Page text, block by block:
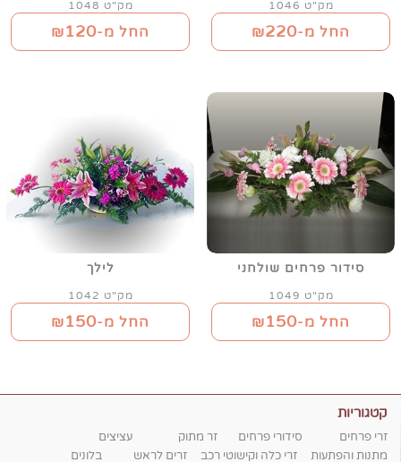
מק"ט 1046
החל מ-₪220
מק"ט 1048
החל מ-₪120
סידור פרחים שולחני
מק"ט 1049
החל מ-₪150
לילך
מק"ט 1042
החל מ-₪150
קטגוריות
זרי פרחים סידורי פרחים זר מתוק
עציצים
מתנות והפתעות
זרי כלה וקישוטי רכב זרים לראש בלונים